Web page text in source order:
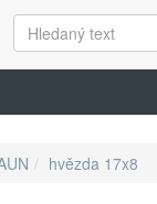
hvězda 17x8